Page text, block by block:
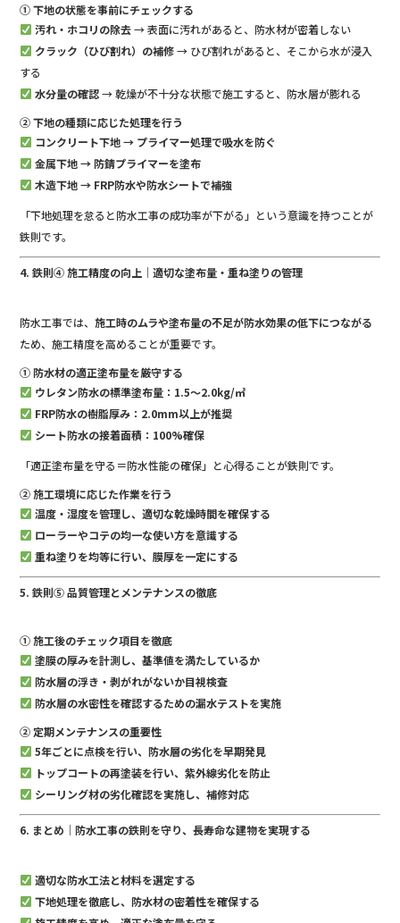
① 下地の状態を事前にチェックする
汚れ・ホコリの除去→ 表面に汚れがあると、防水材が密着しない
クラック（ひび割れ）の補修→ ひび割れがあると、そこから水が浸入
する
水分量の確認→ 乾燥が不十分な状態で施工すると、防水層が膨れる
② 下地の種類に応じた処理を行う
コンクリート下地 → プライマー処理で吸水を防ぐ
金属下地 → 防錆プライマーを塗布
木造下地 → FRP防水や防水シートで補強
「下地処理を怠ると防水工事の成功率が下がる」という意識を持つことが
鉄則です。
4. 鉄則④ 施工精度の向上｜適切な塗布量・重ね塗りの管理
防水工事では、施工時のムラや塗布量の不足が防水効果の低下につながる
ため、施工精度を高めることが重要です。
① 防水材の適正塗布量を厳守する
ウレタン防水の標準塗布量：1.5〜2.0kg/㎡
FRP防水の樹脂厚み：2.0mm以上が推奨
シート防水の接着面積：100%確保
「適正塗布量を守る＝防水性能の確保」と心得ることが鉄則です。
② 施工環境に応じた作業を行う
温度・湿度を管理し、適切な乾燥時間を確保する
ローラーやコテの均一な使い方を意識する
重ね塗りを均等に行い、膜厚を一定にする
5. 鉄則⑤ 品質管理とメンテナンスの徹底
① 施工後のチェック項目を徹底
塗膜の厚みを計測し、基準値を満たしているか
防水層の浮き・剥がれがないか目視検査
防水層の水密性を確認するための漏水テストを実施
② 定期メンテナンスの重要性
5年ごとに点検を行い、防水層の劣化を早期発見
トップコートの再塗装を行い、紫外線劣化を防止
シーリング材の劣化確認を実施し、補修対応
6. まとめ｜防水工事の鉄則を守り、長寿命な建物を実現する
適切な防水工法と材料を選定する
下地処理を徹底し、防水材の密着性を確保する